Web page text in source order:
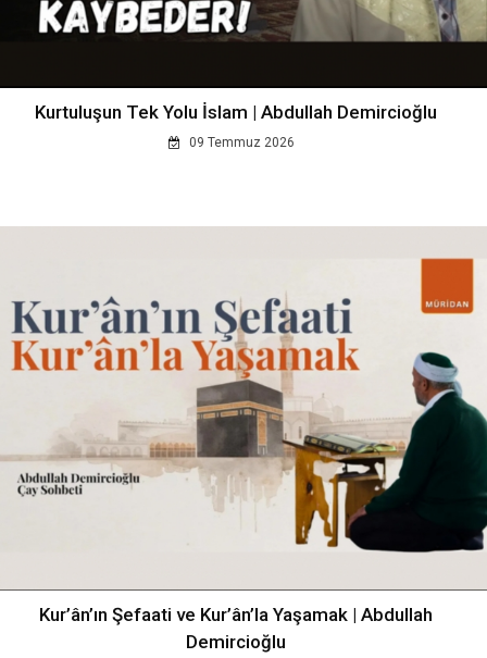
Kurtuluşun Tek Yolu İslam | Abdullah Demircioğlu
09 Temmuz 2026
Kur’ân’ın Şefaati ve Kur’ân’la Yaşamak | Abdullah
Demircioğlu